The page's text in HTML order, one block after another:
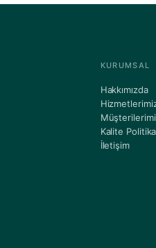
KURUMSAL
Hakkımızda
Kalite
İletişim